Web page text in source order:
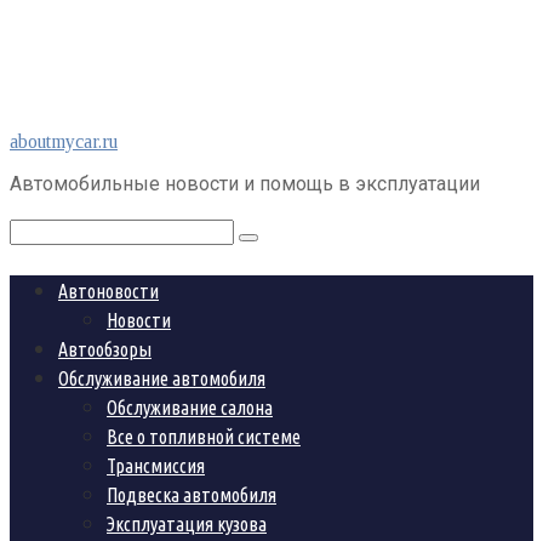
Перейти
к
aboutmycar.ru
Автомобильные новости и помощь в эксплуатации
Поиск:
Автоновости
Новости
Автообзоры
Обслуживание автомобиля
Обслуживание салона
Все о топливной системе
Трансмиссия
Подвеска автомобиля
Эксплуатация кузова